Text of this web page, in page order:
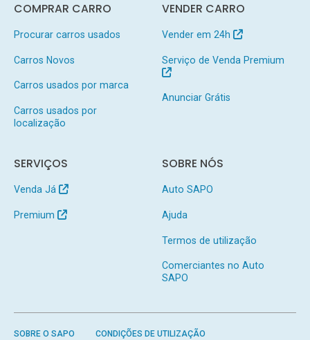
COMPRAR CARRO
Procurar carros usados
Carros Novos
Carros usados por marca
Carros usados por
localização
VENDER CARRO
Vender em 24h
Serviço de Venda Premium
Anunciar Grátis
SERVIÇOS
Venda Já
Premium
SOBRE NÓS
Auto SAPO
Ajuda
Termos de utilização
Comerciantes no Auto
SAPO
SOBRE O SAPO CONDIÇÕES DE UTILIZAÇÃO